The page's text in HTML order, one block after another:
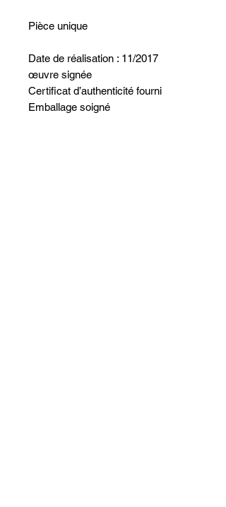
Pièce unique
Date de réalisation : 11/2017
œuvre signée
Certificat d’authenticité fourni
Emballage soigné